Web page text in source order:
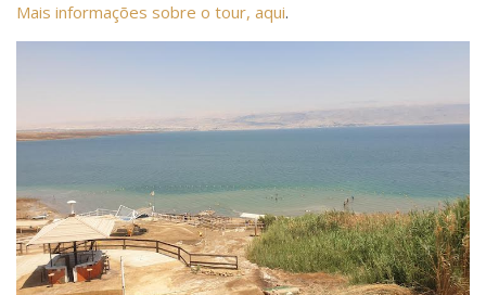
Mais informações sobre o tour, aqui.